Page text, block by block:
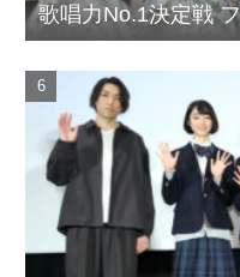
歌唱力No.1決定戦